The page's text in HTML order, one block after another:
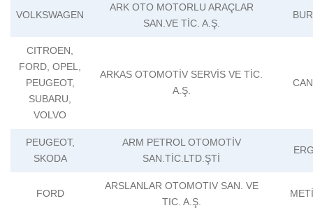
VOLKSWAGEN
ARK OTO MOTORLU ARAÇLAR
SAN.VE TİC. A.Ş.
CITROEN,
FORD, OPEL,
PEUGEOT,
SUBARU,
VOLVO
ARKAS OTOMOTİV SERVİS VE TİC.
A.Ş.
PEUGEOT,
SKODA
ARM PETROL OTOMOTİV
SAN.TİC.LTD.ŞTİ
FORD
ARSLANLAR OTOMOTIV SAN. VE
TIC. A.Ş.